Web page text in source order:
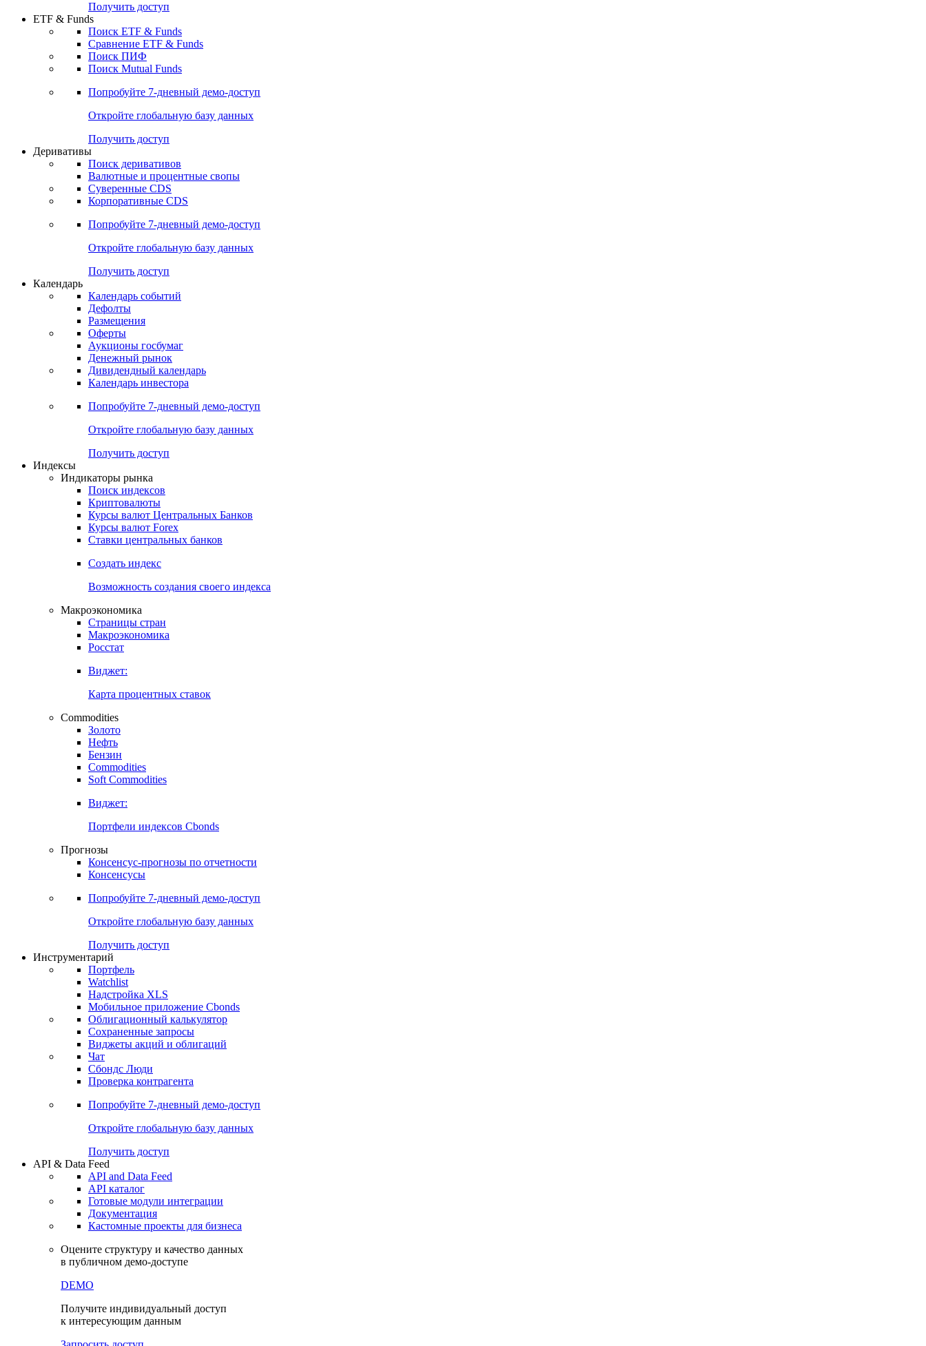
Получить доступ
ETF & Funds
Поиск ETF & Funds
Сравнение ETF & Funds
Поиск ПИФ
Поиск Mutual Funds
Попробуйте 7-дневный демо-доступ
Откройте глобальную базу данных
Получить доступ
Деривативы
Поиск деривативов
Валютные и процентные свопы
Суверенные CDS
Корпоративные CDS
Попробуйте 7-дневный демо-доступ
Откройте глобальную базу данных
Получить доступ
Календарь
Календарь событий
Дефолты
Размещения
Оферты
Аукционы госбумаг
Денежный рынок
Дивидендный календарь
Календарь инвестора
Попробуйте 7-дневный демо-доступ
Откройте глобальную базу данных
Получить доступ
Индексы
Индикаторы рынка
Поиск индексов
Криптовалюты
Курсы валют Центральных Банков
Курсы валют Forex
Ставки центральных банков
Создать индекс
Возможность создания своего индекса
Макроэкономика
Страницы стран
Макроэкономика
Росстат
Виджет:
Карта процентных ставок
Commodities
Золото
Нефть
Бензин
Commodities
Soft Commodities
Виджет:
Портфели индексов Cbonds
Прогнозы
Консенсус-прогнозы по отчетности
Консенсусы
Попробуйте 7-дневный демо-доступ
Откройте глобальную базу данных
Получить доступ
Инструментарий
Портфель
Watchlist
Надстройка XLS
Мобильное приложение Cbonds
Облигационный калькулятор
Сохраненные запросы
Виджеты акций и облигаций
Чат
Сбондс Люди
Проверка контрагента
Попробуйте 7-дневный демо-доступ
Откройте глобальную базу данных
Получить доступ
API & Data Feed
API and Data Feed
API каталог
Готовые модули интеграции
Документация
Кастомные проекты для бизнеса
Оцените структуру и качество данных
в публичном демо-доступе
DEMO
Получите индивидуальный доступ
к интересующим данным